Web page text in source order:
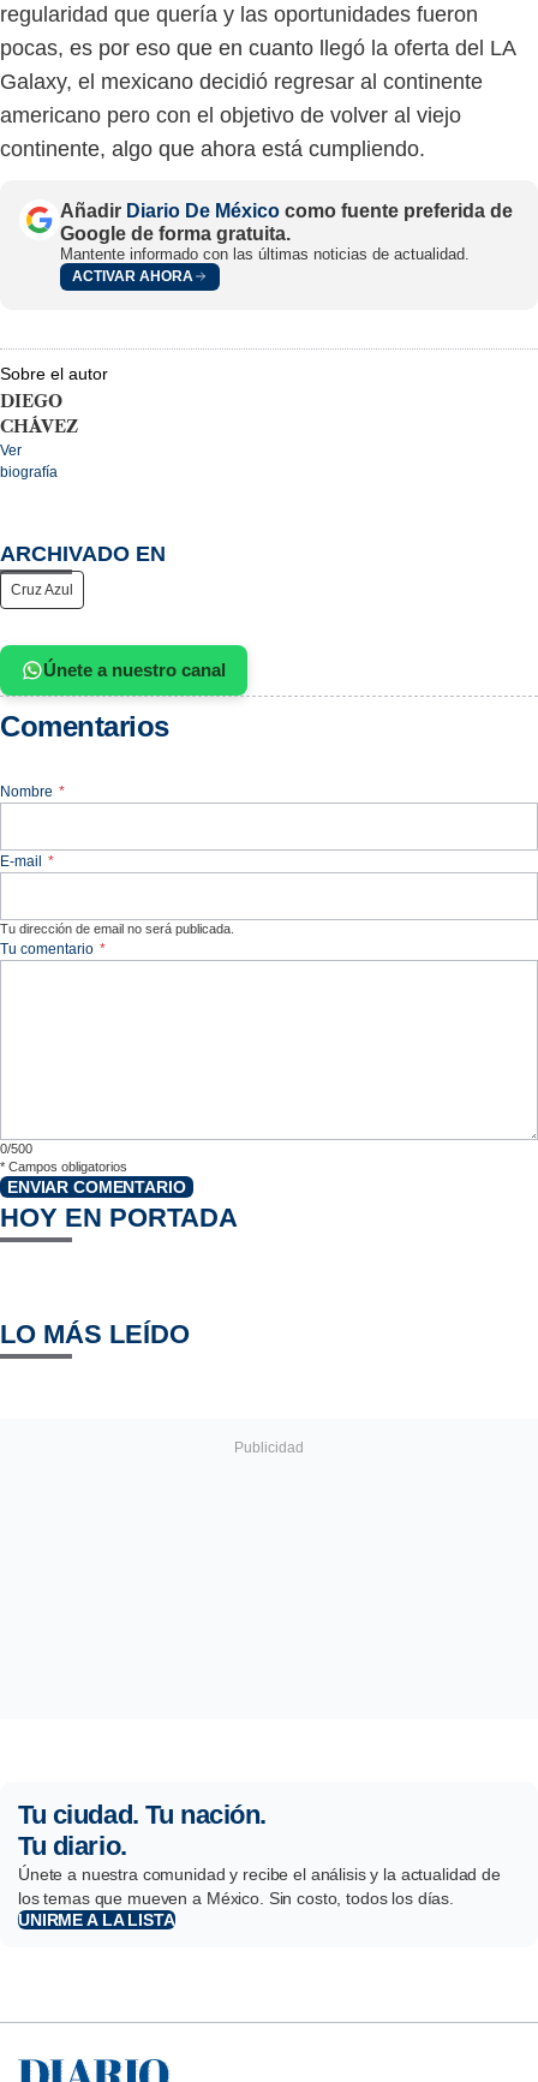
regularidad que quería y las oportunidades fueron
pocas, es por eso que en cuanto llegó la oferta del LA
Galaxy, el mexicano decidió regresar al continente
americano pero con el objetivo de volver al viejo
continente, algo que ahora está cumpliendo.
Añadir Diario De México como fuente preferida de
Google de forma gratuita.
Mantente informado con las últimas noticias de actualidad.
ACTIVAR AHORA
Sobre el autor
DIEGO
CHÁVEZ
Ver
biografía
ARCHIVADO EN
Cruz Azul
Únete a nuestro canal
Comentarios
Nombre *
E-mail *
Tu dirección de email no será publicada.
Tu comentario *
0/500
* Campos obligatorios
ENVIAR COMENTARIO
HOY EN PORTADA
LO MÁS LEÍDO
Tu ciudad. Tu nación.
Tu diario.
Únete a nuestra comunidad y recibe el análisis y la actualidad de
los temas que mueven a México. Sin costo, todos los días.
UNIRME A LA LISTA